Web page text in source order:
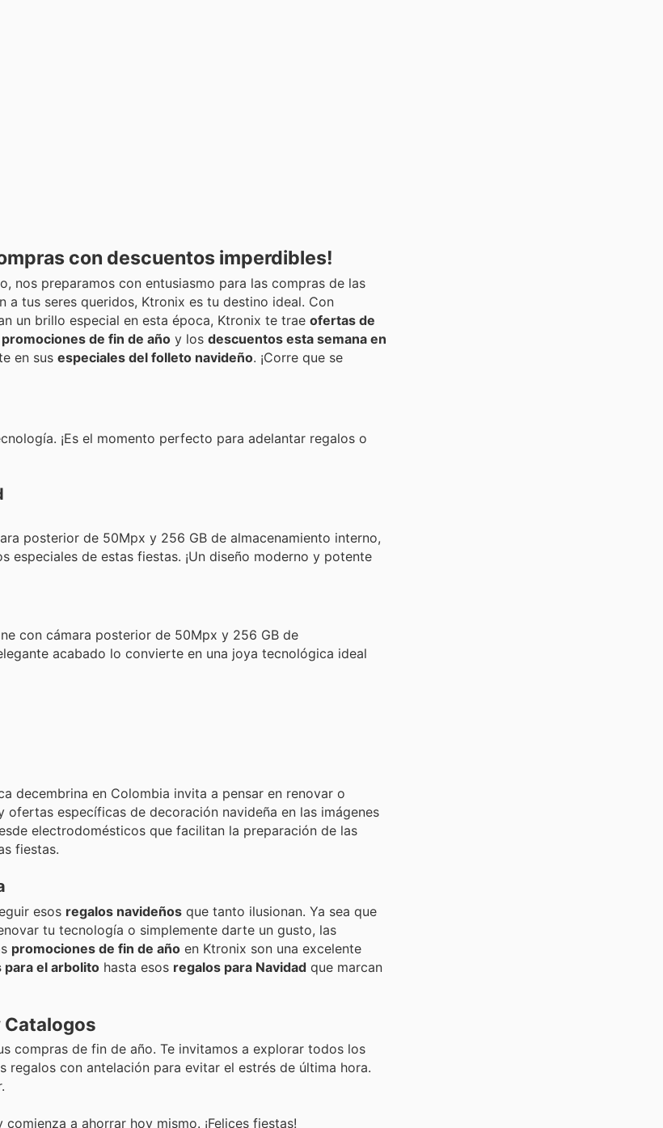
con descuentos imperdibles!
nos preparamos con entusiasmo para las compras de las
a tus seres queridos, Ktronix es tu destino ideal. Con
un brillo especial en esta época, Ktronix te trae ofertas de
promociones de fin de año y los descuentos esta semana en
en sus especiales del folleto navideño. ¡Corre que se
¡Es el momento perfecto para adelantar regalos o
posterior de 50Mpx y 256 GB de almacenamiento interno,
de estas fiestas. ¡Un diseño moderno y potente
con cámara posterior de 50Mpx y 256 GB de
acabado lo convierte en una joya tecnológica ideal
decembrina en Colombia invita a pensar en renovar o
específicas de decoración navideña en las imágenes
electrodomésticos que facilitan la preparación de las
fiestas.
esos regalos navideños que tanto ilusionan. Ya sea que
tu tecnología o simplemente darte un gusto, las
promociones de fin de año en Ktronix son una excelente
para el arbolito hasta esos regalos para Navidad que marcan
compras de fin de año. Te invitamos a explorar todos los
con antelación para evitar el estrés de última hora.
a ahorrar hoy mismo. ¡Felices fiestas!